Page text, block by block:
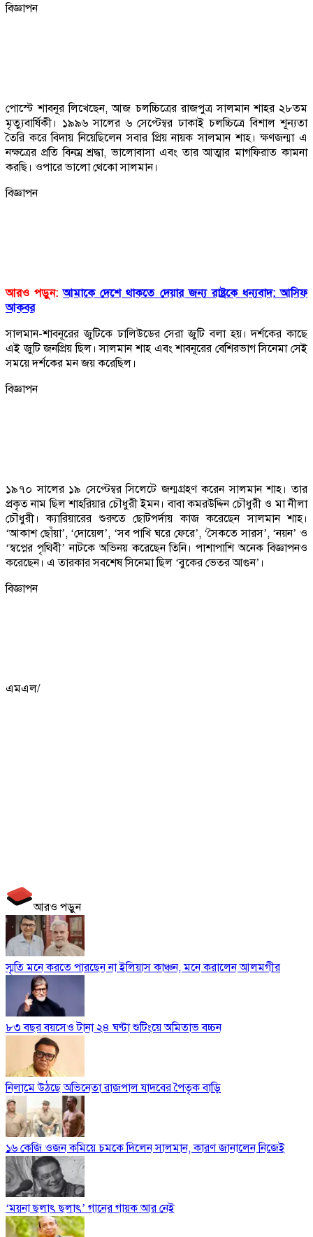
বিজ্ঞাপন
পোস্টে শাবনূর লিখেছেন, আজ চলচ্চিত্রের রাজপুত্র সালমান শাহর ২৮তম
মৃত্যুবার্ষিকী। ১৯৯৬ সালের ৬ সেপ্টেম্বর ঢাকাই চলচ্চিত্রে বিশাল শূন্যতা
তৈরি করে বিদায় নিয়েছিলেন সবার প্রিয় নায়ক সালমান শাহ। ক্ষণজন্মা এ
নক্ষত্রের প্রতি বিনম্র শ্রদ্ধা, ভালোবাসা এবং তার আত্মার মাগফিরাত কামনা
করছি। ওপারে ভালো থেকো সালমান।
বিজ্ঞাপন
আরও পড়ুন: আমাকে দেশে থাকতে দেয়ার জন্য রাষ্ট্রকে ধন্যবাদ: আসিফ
আকবর
সালমান-শাবনূরের জুটিকে ঢালিউডের সেরা জুটি বলা হয়। দর্শকের কাছে
এই জুটি জনপ্রিয় ছিল। সালমান শাহ এবং শাবনূরের বেশিরভাগ সিনেমা সেই
সময়ে দর্শকের মন জয় করেছিল।
বিজ্ঞাপন
১৯৭০ সালের ১৯ সেপ্টেম্বর সিলেটে জন্মগ্রহণ করেন সালমান শাহ। তার
প্রকৃত নাম ছিল শাহরিয়ার চৌধুরী ইমন। বাবা কমরউদ্দিন চৌধুরী ও মা নীলা
চৌধুরী। ক্যারিয়ারের শুরুতে ছোটপর্দায় কাজ করেছেন সালমান শাহ।
‘আকাশ ছোঁয়া’, ‘দোয়েল’, ‘সব পাখি ঘরে ফেরে’, ‘সৈকতে সারস’, ‘নয়ন’ ও
‘স্বপ্নের পৃথিবী’ নাটকে অভিনয় করেছেন তিনি। পাশাপাশি অনেক বিজ্ঞাপনও
করেছেন। এ তারকার সবশেষ সিনেমা ছিল ‘বুকের ভেতর আগুন’।
বিজ্ঞাপন
এমএল/
আরও পড়ুন
স্মৃতি মনে করতে পারছেন না ইলিয়াস কাঞ্চন, মনে করালেন আলমগীর
৮৩ বছর বয়সেও টানা ২৪ ঘণ্টা শুটিংয়ে অমিতাভ বচ্চন
নিলামে উঠছে অভিনেতা রাজপাল যাদবের পৈতৃক বাড়ি
১৬ কেজি ওজন কমিয়ে চমকে দিলেন সালমান, কারণ জানালেন নিজেই
‘ময়না ছলাৎ ছলাৎ’ গানের গায়ক আর নেই